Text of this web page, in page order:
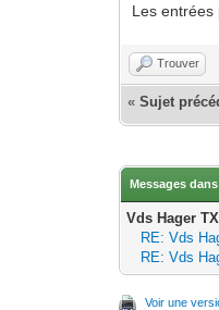
Les entrées
Trouver
«Sujet
Messages
Vds Hager
RE: Vds
RE: Vds
Voir une